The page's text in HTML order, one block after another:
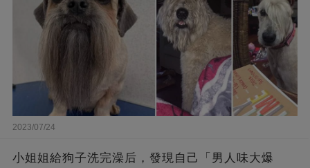
2023/07/24
小姐姐給狗子洗完澡后，發現自己「男人味大爆